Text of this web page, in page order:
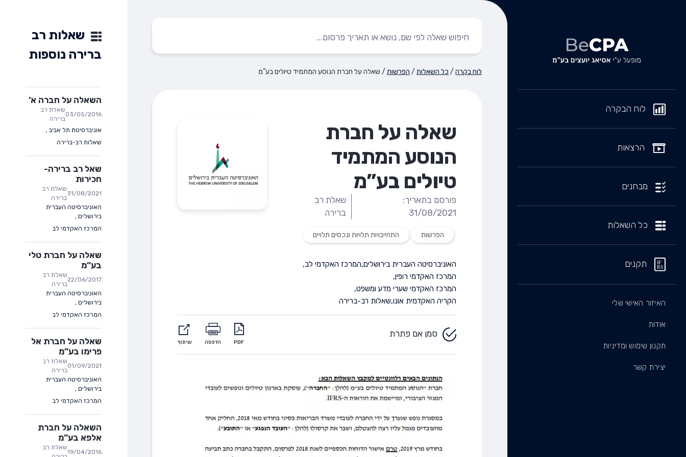
לוח הבקרה
הרצאות
מבחנים
כל השאלות
תקנים
האיזור האישי שלי
אודות
תקנון שימוש ומדיניות
יצירת קשר
לוח בקרה/ כל השאלות/ הפרשות/ שאלה על חברת הנוסע המתמיד טיולים בע”מ
שאלה על חברת
הנוסע המתמיד
טיולים בע”מ
פורסם בתאריך:
31/08/2021
שאלת רב
ברירה
הפרשות התחייבויות תלויות ונכסים תלויים
האוניברסיטה העברית בירושלים,המרכז האקדמי לב,
המרכז האקדמי רופין,
המרכז האקדמי שערי מדע ומשפט,
הקריה האקדמית אונו,שאלות רב-ברירה
סמן אם פתרת
PDF הדפסה שיתוף
שאלות רב
ברירה נוספות
השאלה על חברה א’
03/05/2016
שאלת רב
ברירה
אוניברסיטת תל אביב ,
שאלות רב-ברירה
שאל רב ברירה-
חכירות
31/08/2021
שאלת רב
ברירה
האוניברסיטה העברית
בירושלים ,
המרכז האקדמי לב
שאלה על חברת טלי
בע”מ
22/06/2017
שאלת רב
ברירה
האוניברסיטה העברית
בירושלים ,
המרכז האקדמי לב
שאלה על חברת אל
פרימו בע”מ
01/09/2021
שאלת רב
ברירה
האוניברסיטה העברית
בירושלים ,
המרכז האקדמי לב
השאלה על חברת
אלפא בע”מ
19/04/2016
שאלת רב